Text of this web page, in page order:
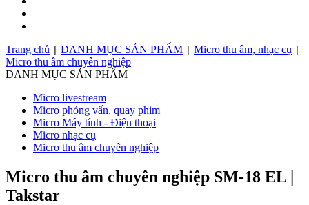
Trang chủ
DANH MỤC SẢN PHẨM Micro thu âm, nhạc cụ
Micro thu âm chuyên nghiệp
DANH MỤC SẢN PHẨM
Micro livestream
Micro phỏng vấn, quay phim
Micro Máy tính - Điện thoại
Micro nhạc cụ
Micro thu âm chuyên nghiệp
Micro thu âm chuyên nghiệp SM-18 EL |
Takstar